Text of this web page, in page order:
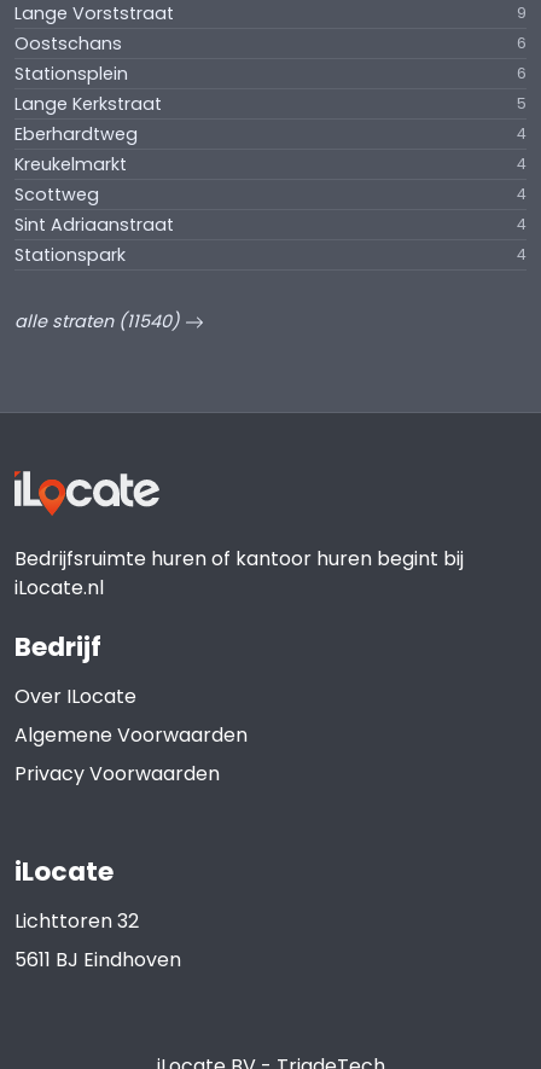
Lange Vorststraat 9
Oostschans 6
Stationsplein 6
Lange Kerkstraat 5
Eberhardtweg 4
Kreukelmarkt 4
Scottweg 4
Sint Adriaanstraat 4
Stationspark 4
alle straten (11540)
Bedrijfsruimte huren of kantoor huren begint bij
iLocate.nl
Bedrijf
Over ILocate
Algemene Voorwaarden
Privacy Voorwaarden
iLocate
Lichttoren 32
5611 BJ Eindhoven